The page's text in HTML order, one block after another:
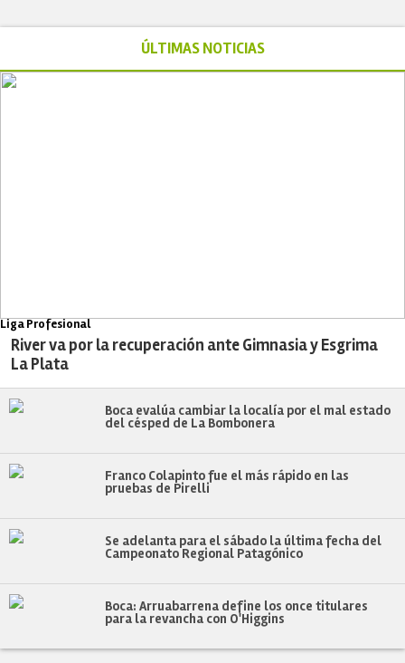
ÚLTIMAS NOTICIAS
Liga Profesional
River va por la recuperación ante Gimnasia y Esgrima
La Plata
Boca evalúa cambiar la localía por el mal estado
del césped de La Bombonera
Franco Colapinto fue el más rápido en las
pruebas de Pirelli
Se adelanta para el sábado la última fecha del
Campeonato Regional Patagónico
Boca: Arruabarrena define los once titulares
para la revancha con O'Higgins